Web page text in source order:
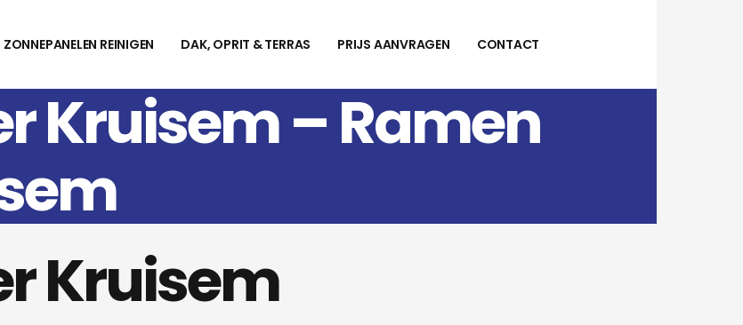
ZONNEPANELEN REINIGEN DAK, OPRIT & TERRAS PRIJS AANVRAGEN CONTACT
Kruisem – Ramen
Kruisem